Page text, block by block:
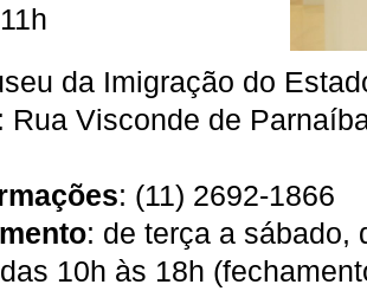
11h
da Imigração do
Rua Visconde de
: (11) 2692-1866
: de terça a sábado,
10h às 18h